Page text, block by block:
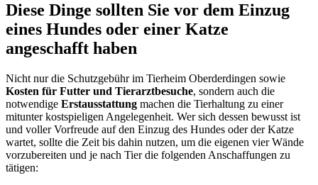
Diese Dinge sollten Sie vor dem Einzug
eines Hundes oder einer Katze
angeschafft haben
Nicht nur die Schutzgebühr im Tierheim Oberderdingen sowie
Kosten für Futter und Tierarztbesuche, sondern auch die
notwendige Erstausstattung machen die Tierhaltung zu einer
mitunter kostspieligen Angelegenheit. Wer sich dessen bewusst ist
und voller Vorfreude auf den Einzug des Hundes oder der Katze
wartet, sollte die Zeit bis dahin nutzen, um die eigenen vier Wände
vorzubereiten und je nach Tier die folgenden Anschaffungen zu
tätigen: